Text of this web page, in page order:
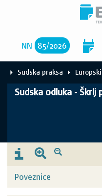
NN 85/2026
Sudska praksa
Sudska odluka -
Poveznice